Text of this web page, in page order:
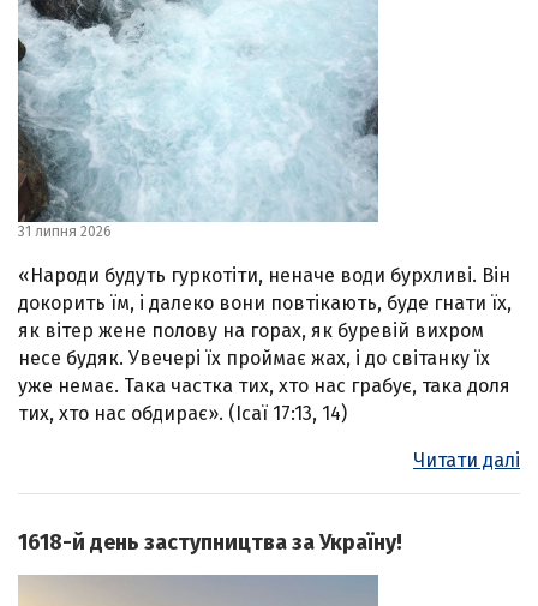
31 липня 2026
«Народи будуть гуркотіти, неначе води бурхливі. Він
докорить їм, і далеко вони повтікають, буде гнати їх,
як вітер жене полову на горах, як буревій вихром
несе будяк. Увечері їх проймає жах, і до світанку їх
уже немає. Така частка тих, хто нас грабує, така доля
тих, хто нас обдирає». (Ісаї 17:13, 14)
Читати далі
1618-й день заступництва за Україну!